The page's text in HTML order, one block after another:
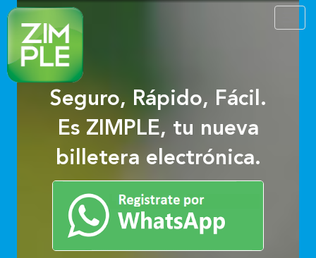
Seguro, Rápido, Fácil.
Es ZIMPLE, tu nueva
billetera electrónica.